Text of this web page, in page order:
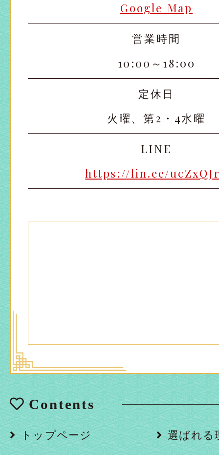
Google Map
営業時間
10:00～18:00
定休日
火曜、第2・4水曜
LINE
https://lin.ee/
Contents
トップページ 選ばれる